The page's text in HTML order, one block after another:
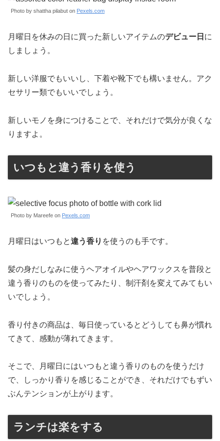
Photo by shattha pilabut on Pexels.com
月曜日を休みの日に買った新しいアイテムのデビュー日 に
しましょう。
新しい洋服でもいいし、下着や靴下でも構いません。アク
セサリー類でもいいでしょう。
新しいモノを身につけることで、それだけで気分が良くな
りますよ。
いつもと違う香りを使う
Photo by Mareefe on Pexels.com
月曜日はいつもと違う香り を使うのも手です。
髪の身だしなみに使うヘアオイルやヘアワックスを普段と
違う香りのものを使ってみたり、制汗剤を変えてみてもい
いでしょう。
香り付きの商品は、毎日使っているとどうしても鼻が慣れ
てきて、感動が薄れてきます。
そこで、月曜日にはいつもと違う香りのものを使うだけ
で、しっかり香りを感じることができ、それだけでもずい
ぶんテンションが上がります。
ランチは楽をする